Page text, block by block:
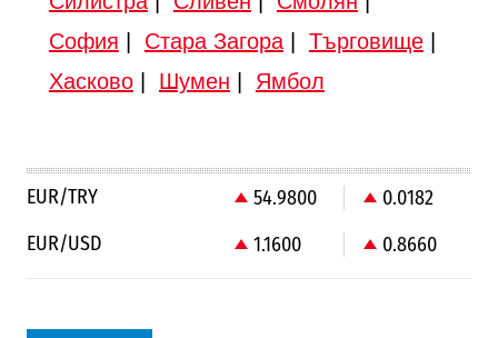
София
Стара Загора| Търговище|
Хасково| Шумен Ямбол
EUR/TRY 54.9800
0.0182
EUR/USD
1.1600 0.8660